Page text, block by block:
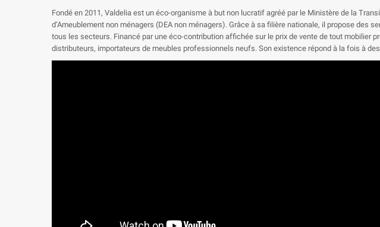
Fondé en 2011, Valdelia est un éco-organisme à but non lucratif agréé par le Ministère de la
d’Ameublement non ménagers (DEA non ménagers). Grâce à sa filière nationale, il propose
tous les secteurs. Financé par une éco-contribution affichée sur le prix de vente de tout mobilier
distributeurs, importateurs de meubles professionnels neufs. Son existence répond à la fois à